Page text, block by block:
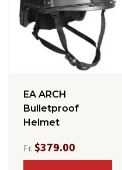
EA ARCH
Bulletproof
Helmet
Fr. $379.00